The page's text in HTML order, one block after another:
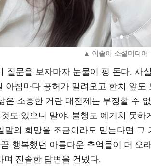
▲ 이솔이 소셜미디어
질문을 보자마자 눈물이 핑 돈다. 사
아침마다 공허가 밀려오고 한치 앞
은 소중한 거란 대전제는 부정할 수
도 있으니 말야. 불행도 예기치 못
말의 희망을 조금이라도 믿는다면 그
행복했던 아름다운 추억들이 더 오
며 진솔한 답변을 건넸다.